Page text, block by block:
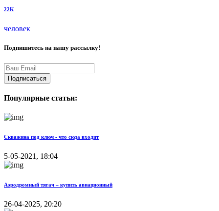
22K
человек
Подпишитесь на нашу рассылку!
Подписаться
Популярные статьи:
Скважина под ключ - что сюда входит
5-05-2021, 18:04
Аэродромный тягач – купить авиационный
26-04-2025, 20:20